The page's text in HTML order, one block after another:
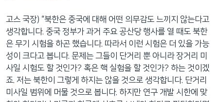
고스 국장) “북한은 중국에 대해 어떤 의무감도 느끼지 않는다고
생각합니다. 중국 정부가 과거 주요 공산당 행사를 열 때도 북한
은 무기 시험을 하곤 했습니다. 따라서 이런 시험은 더 있을 가능
성이 크다고 봅니다. 문제는 그들이 단거리 뿐 아니라 장거리 미
사일 시험도 할 것인가? 혹은 핵 실험을 할 것인가? 하는 것이겠
죠. 저는 북한이 그렇게 하지는 않을 것으로 생각합니다. 단거리
미사일 범위에 머물 것으로 봅니다. 하지만 연구 개발 시한에 맞